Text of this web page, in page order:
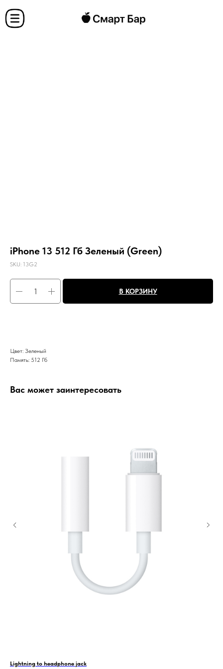
iPhone 13 512 Гб Зеленый (Green)
SKU: 13G2
В КОРЗИНУ
Цвет: Зеленый
Память: 512 Гб
Вас может заинтересовать
Lightning to headphone jack